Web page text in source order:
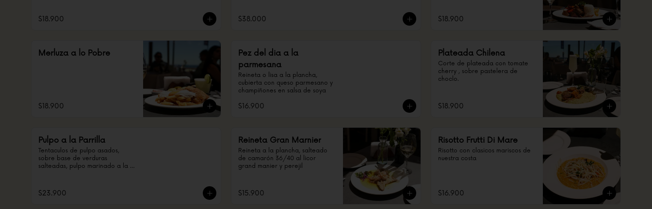
$18.900 $38.000 $18.900
Merluza a lo Pobre
$18.900
Pez del dia a la
parmesana
Reineta o lisa a la plancha,
cubierta con queso parmesano y
champiñones en salsa de soya
$16.900
Plateada Chilena
Corte de plateada con tomate
cherry , sobre pastelera de
choclo.
$18.900
Pulpo a la Parrilla
Tentaculos de pulpo asados,
sobre base de verduras
salteadas, pulpo marinado a la
$23.900
Reineta Gran Marnier
Reineta a la plancha, salteado
de camarón 36/40 al licor
grand manier y perejil
$15.900
Risotto Frutti Di Mare
Risotto con clasicos mariscos de
nuestra costa
$16.900